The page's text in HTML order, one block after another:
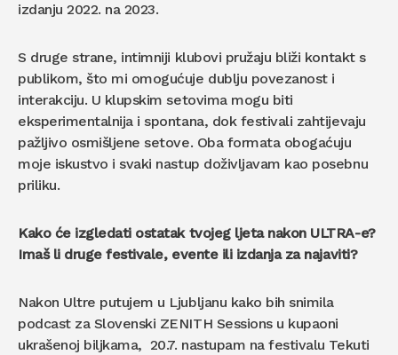
izdanju 2022. na 2023.
S druge strane, intimniji klubovi pružaju bliži kontakt s
publikom, što mi omogućuje dublju povezanost i
interakciju. U klupskim setovima mogu biti
eksperimentalnija i spontana, dok festivali zahtijevaju
pažljivo osmišljene setove. Oba formata obogaćuju
moje iskustvo i svaki nastup doživljavam kao posebnu
priliku.
Kako će izgledati ostatak tvojeg ljeta nakon ULTRA-e?
Imaš li druge festivale, evente ili izdanja za najaviti?
Nakon Ultre putujem u Ljubljanu kako bih snimila
podcast za Slovenski ZENITH Sessions u kupaoni
ukrašenoj biljkama, 20.7. nastupam na festivalu Tekuti